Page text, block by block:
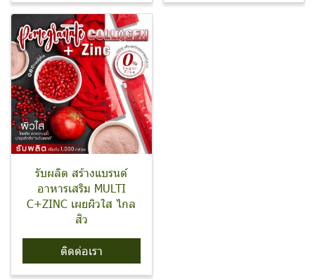
รับผลิต สร้างแบรนด์
อาหารเสริม MULTI
C+ZINC เผยผิวใส ไกล
สิว
ติดต่อเรา